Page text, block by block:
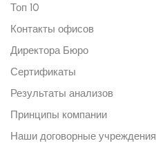
Топ 10
Контакты офисов
Директора Бюро
Сертификаты
Результаты анализов
Принципы компании
Наши договорные учреждения